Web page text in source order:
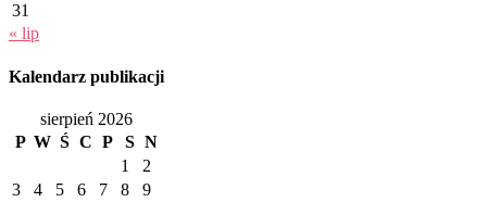
31
« lip
Kalendarz publikacji
sierpień 2026
P W Ś C P S N
1
2
3
4 5 6 7 8
9